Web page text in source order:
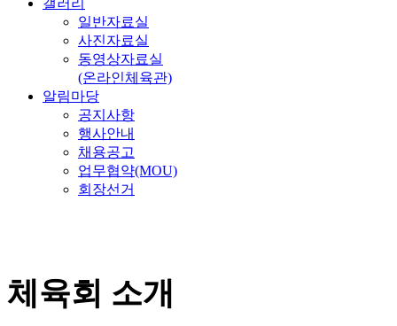
갤러리
일반자료실
사진자료실
동영상자료실
(온라인체육관)
알림마당
공지사항
행사안내
채용공고
업무협약(MOU)
회장선거
체육회 소개